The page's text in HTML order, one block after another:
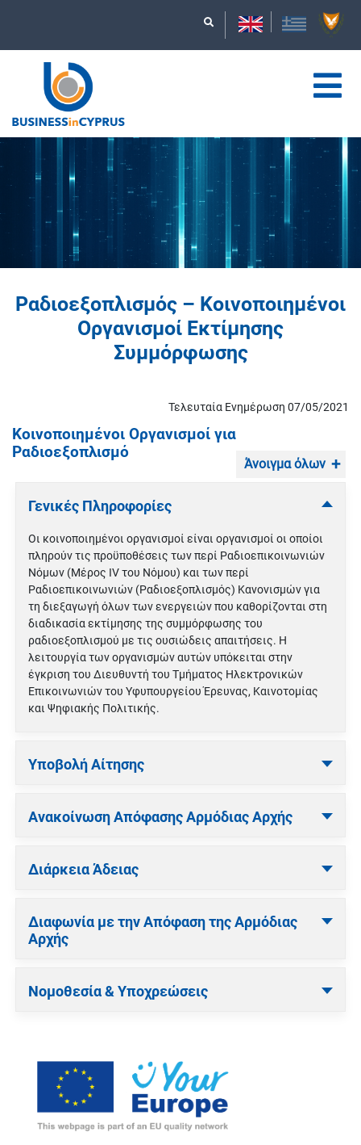
Ραδιοεξοπλισμός – Κοινοποιημένοι
Οργανισμοί Εκτίμησης
Συμμόρφωσης
Τελευταία Ενημέρωση 07/05/2021
Κοινοποιημένοι Οργανισμοί για
Ραδιοεξοπλισμό
Άνοιγμα όλων
Γενικές Πληροφορίες
Οι κοινοποιημένοι οργανισμοί είναι οργανισμοί οι οποίοι
πληρούν τις προϋποθέσεις των περί Ραδιοεπικοινωνιών
Νόμων (Μέρος IV του Νόμου) και των περί
Ραδιοεπικοινωνιών (Ραδιοεξοπλισμός) Κανονισμών για
τη διεξαγωγή όλων των ενεργειών που καθορίζονται στη
διαδικασία εκτίμησης της συμμόρφωσης του
ραδιοεξοπλισμού με τις ουσιώδεις απαιτήσεις. Η
λειτουργία των οργανισμών αυτών υπόκειται στην
έγκριση του Διευθυντή του Τμήματος Ηλεκτρονικών
Επικοινωνιών του Υφυπουργείου Έρευνας, Καινοτομίας
και Ψηφιακής Πολιτικής.
Υποβολή Αίτησης
Ανακοίνωση Απόφασης Αρμόδιας Αρχής
Διάρκεια Άδειας
Διαφωνία με την Απόφαση της Αρμόδιας
Αρχής
Νομοθεσία & Υποχρεώσεις